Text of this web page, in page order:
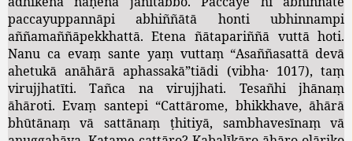
paccayuppannāpi
abhiññātā honti
ubhinnampi
aññamaññāpekkhattā.Etena ñātapariññā vuttā hoti.
Nanu ca evaṃ sante yaṃ vuttaṃ“Asaññasattā devā
ahetukā anāhārā aphassakā”tiādi (vibha· 1017),taṃ
virujjhatīti.Tañca na virujjhati. Tesañhi
jhānaṃ
āhāroti.Evaṃ santepi“Cattārome, bhikkhave,āhārā
bhūtānaṃ vā sattānaṃ ṭhitiyā, sambhavesīnaṃ vā